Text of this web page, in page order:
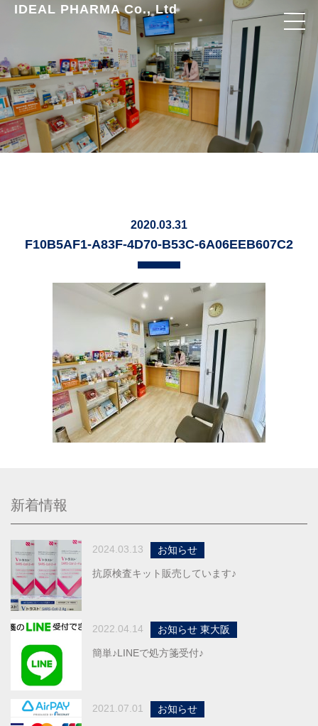
IDEAL PHARMA Co., Ltd
2020.03.31
F10B5AF1-A83F-4D70-B53C-6A06EEB607C2
新着情報
2024.03.13 お知らせ
抗原検査キット販売しています♪
2022.04.14 お知らせ 東大阪
簡単♪LINEで処方箋受付♪
2021.07.01 お知らせ